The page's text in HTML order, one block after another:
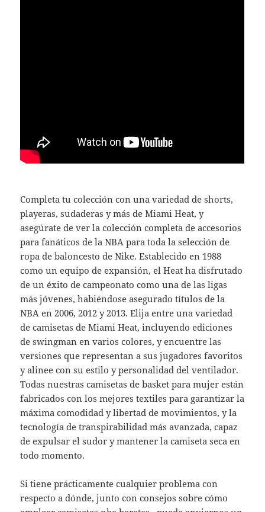
Completa tu colección con una variedad de shorts,
playeras, sudaderas y más de Miami Heat, y
asegúrate de ver la colección completa de accesorios
para fanáticos de la NBA para toda la selección de
ropa de baloncesto de Nike. Establecido en 1988
como un equipo de expansión, el Heat ha disfrutado
de un éxito de campeonato como una de las ligas
más jóvenes, habiéndose asegurado títulos de la
NBA en 2006, 2012 y 2013. Elija entre una variedad
de camisetas de Miami Heat, incluyendo ediciones
de swingman en varios colores, y encuentre las
versiones que representan a sus jugadores favoritos
y alinee con su estilo y personalidad del ventilador.
Todas nuestras camisetas de basket para mujer están
fabricados con los mejores textiles para garantizar la
máxima comodidad y libertad de movimientos, y la
tecnología de transpirabilidad más avanzada, capaz
de expulsar el sudor y mantener la camiseta seca en
todo momento.
Si tiene prácticamente cualquier problema con
respecto a dónde, junto con consejos sobre cómo